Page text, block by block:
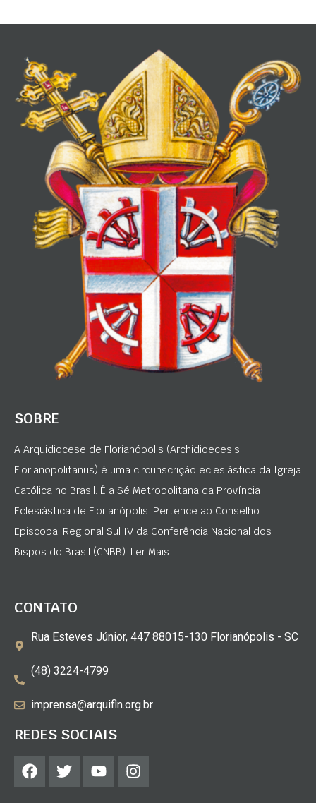
SOBRE
A Arquidiocese de Florianópolis (Archidioecesis
Florianopolitanus) é uma circunscrição eclesiástica da Igreja
Católica no Brasil. É a Sé Metropolitana da Província
Eclesiástica de Florianópolis. Pertence ao Conselho
Episcopal Regional Sul IV da Conferência Nacional dos
Bispos do Brasil (CNBB). Ler Mais
CONTATO
Rua Esteves Júnior, 447 88015-130 Florianópolis - SC
(48) 3224-4799
imprensa@arquifln.org.br
REDES SOCIAIS